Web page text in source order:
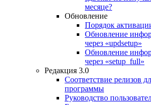
месяце?
Обновление
Порядок
Обновление
через «updsetup»
Обновление
через «setup_full»
Редакция 3.0
Соответствие релизов
программы
Руководство